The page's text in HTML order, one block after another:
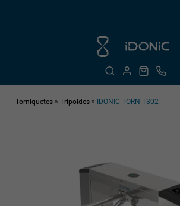
Torniquetes »Tripoides » IDONIC TORN T302